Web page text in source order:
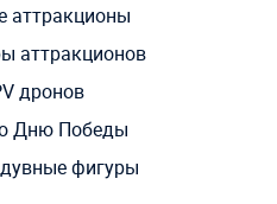
аттракционы
аттракционов
дронов
Дню Победы
фигуры